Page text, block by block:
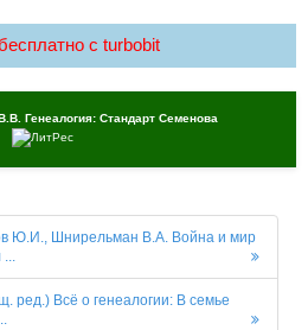
c turbobit
Генеалогия: Стандарт Семенова
Ю.И., Шнирельман В.А. Война и мир
...
ред.) Всё о генеалогии: В семье